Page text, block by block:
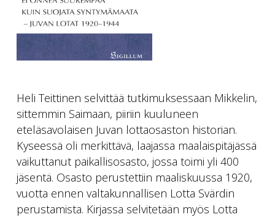
Heli Teittinen selvittää tutkimuksessaan Mikkelin,
sittemmin Saimaan, piiriin kuuluneen
eteläsavolaisen Juvan lottaosaston historian.
Kyseessä oli merkittävä, laajassa maalaispitäjässä
vaikuttanut paikallisosasto, jossa toimi yli 400
jäsentä. Osasto perustettiin maaliskuussa 1920,
vuotta ennen valtakunnallisen Lotta Svärdin
perustamista. Kirjassa selvitetään myös Lotta